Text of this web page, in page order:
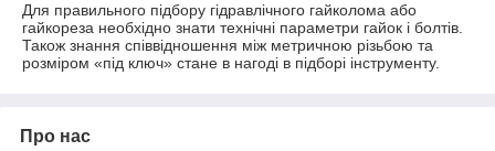
Для правильного підбору гідравлічного гайколома або
гайкореза необхідно знати технічні параметри гайок і болтів.
Також знання співвідношення між метричною різьбою та
розміром «під ключ» стане в нагоді в підборі інструменту.
Про нас